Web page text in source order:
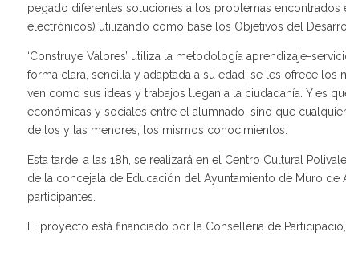
pegado diferentes soluciones a los problemas
electrónicos) utilizando como base los Objetivos del
‘Construye Valores’ utiliza la metodología aprendizaje-
forma clara, sencilla y adaptada a su edad; se les ofrece
ven como sus ideas y trabajos llegan a la ciudadanía. Y es
económicas y sociales entre el alumnado, sino que
de los y las menores, los mismos conocimientos.
Esta tarde, a las 18h, se realizará en el Centro Cultural
de la concejala de Educación del Ayuntamiento de Muro
participantes.
El proyecto está financiado por la Conselleria de